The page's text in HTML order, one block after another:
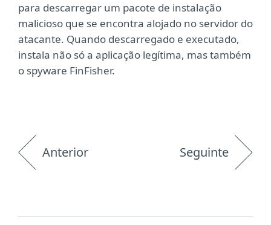
para descarregar um pacote de instalação
malicioso que se encontra alojado no servidor do
atacante. Quando descarregado e executado,
instala não só a aplicação legítima, mas também
o spyware FinFisher.
Anterior Seguinte